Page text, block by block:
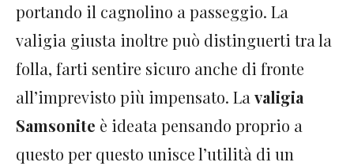
portando il cagnolino a passeggio. La
valigia giusta inoltre può distinguerti tra la
folla, farti sentire sicuro anche di fronte
all’imprevisto più impensato. La valigia
Samsonite è ideata pensando proprio a
questo per questo unisce l’utilità di un